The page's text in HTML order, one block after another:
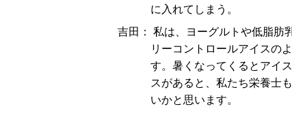
に入れてしまう。
吉田： 私は、ヨーグルトや低脂肪
リーコントロールアイスの
す。暑くなってくるとアイ
スがあると、私たち栄養士
いかと思います。